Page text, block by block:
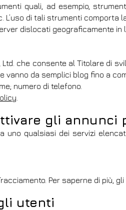
quali, ad esempio,
L’uso di tali strumenti comporta
dislocati geograficamente
che consente al Titolare di
vanno da semplici blog fino a
numero di telefono.
gli
qualsiasi dei servizi
Per saperne di più,
utenti